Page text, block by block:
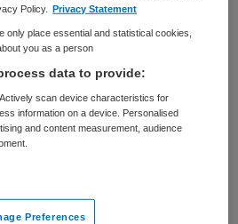
met ADL Oostburg de Stelle
is niet meer actueel.
vergelijkbare vacatures die voor
Policy.
Privacy Statement
only place essential and statistical cookies,
you as a person
data to provide:
scan device characteristics for
information on a device. Personalised
and content measurement, audience
Preferences